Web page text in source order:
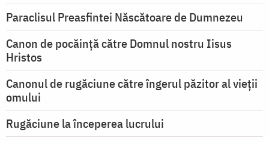
Paraclisul Preasfintei Născătoare de Dumnezeu
Canon de pocăință către Domnul nostru Iisus
Hristos
Canonul de rugăciune către îngerul păzitor al vieții
omului
Rugăciune la începerea lucrului